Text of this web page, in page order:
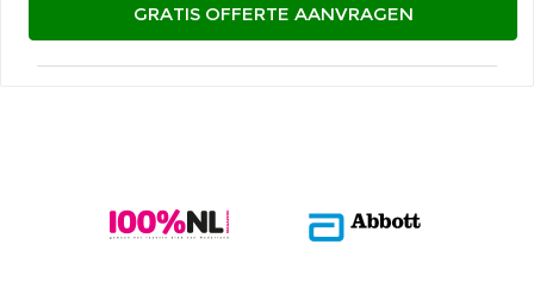
GRATIS OFFERTE AANVRAGEN